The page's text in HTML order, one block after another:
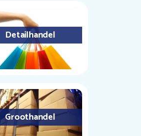
Detailhandel
Groothandel